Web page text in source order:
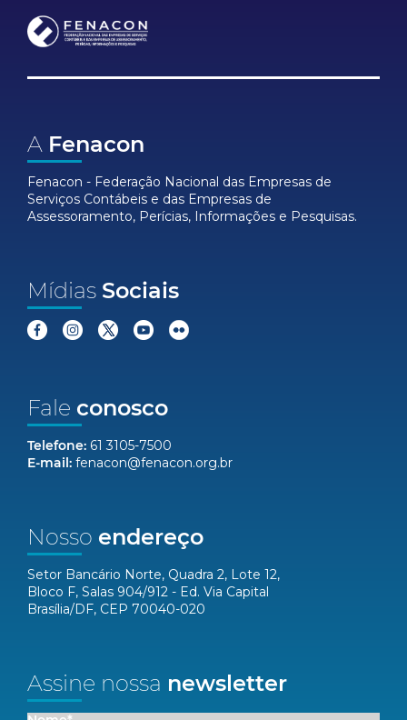
A Fenacon
Fenacon - Federação Nacional das Empresas de
Serviços Contábeis e das Empresas de
Assessoramento, Perícias, Informações e Pesquisas.
Mídias Sociais
Fale conosco
Telefone: 61 3105-7500
E-mail: fenacon@fenacon.org.br
Nosso endereço
Setor Bancário Norte, Quadra 2, Lote 12,
Bloco F, Salas 904/912 - Ed. Via Capital
Brasília/DF, CEP 70040-020
Assine nossa newsletter